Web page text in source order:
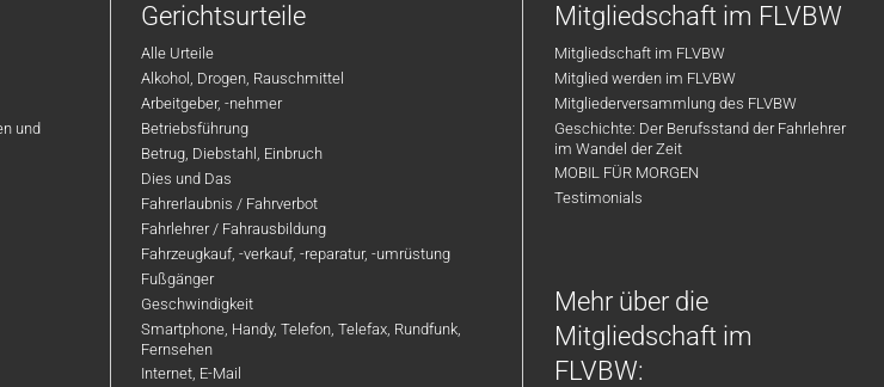
und
Gerichtsurteile
Alle Urteile
Alkohol, Drogen, Rauschmittel
Arbeitgeber, -nehmer
Betriebsführung
Betrug, Diebstahl, Einbruch
Dies und Das
Fahrerlaubnis / Fahrverbot
Fahrlehrer / Fahrausbildung
Fahrzeugkauf, -verkauf, -reparatur, -umrüstung
Fußgänger
Geschwindigkeit
Smartphone, Handy, Telefon, Telefax, Rundfunk,
Fernsehen
Internet, E-Mail
Mitgliedschaft im FLVBW
Mitgliedschaft im FLVBW
Mitglied werden im FLVBW
Mitgliederversammlung des FLVBW
Geschichte: Der Berufsstand der Fahrlehrer
im Wandel der Zeit
MOBIL FÜR MORGEN
Testimonials
Mehr über die
Mitgliedschaft im
FLVBW: